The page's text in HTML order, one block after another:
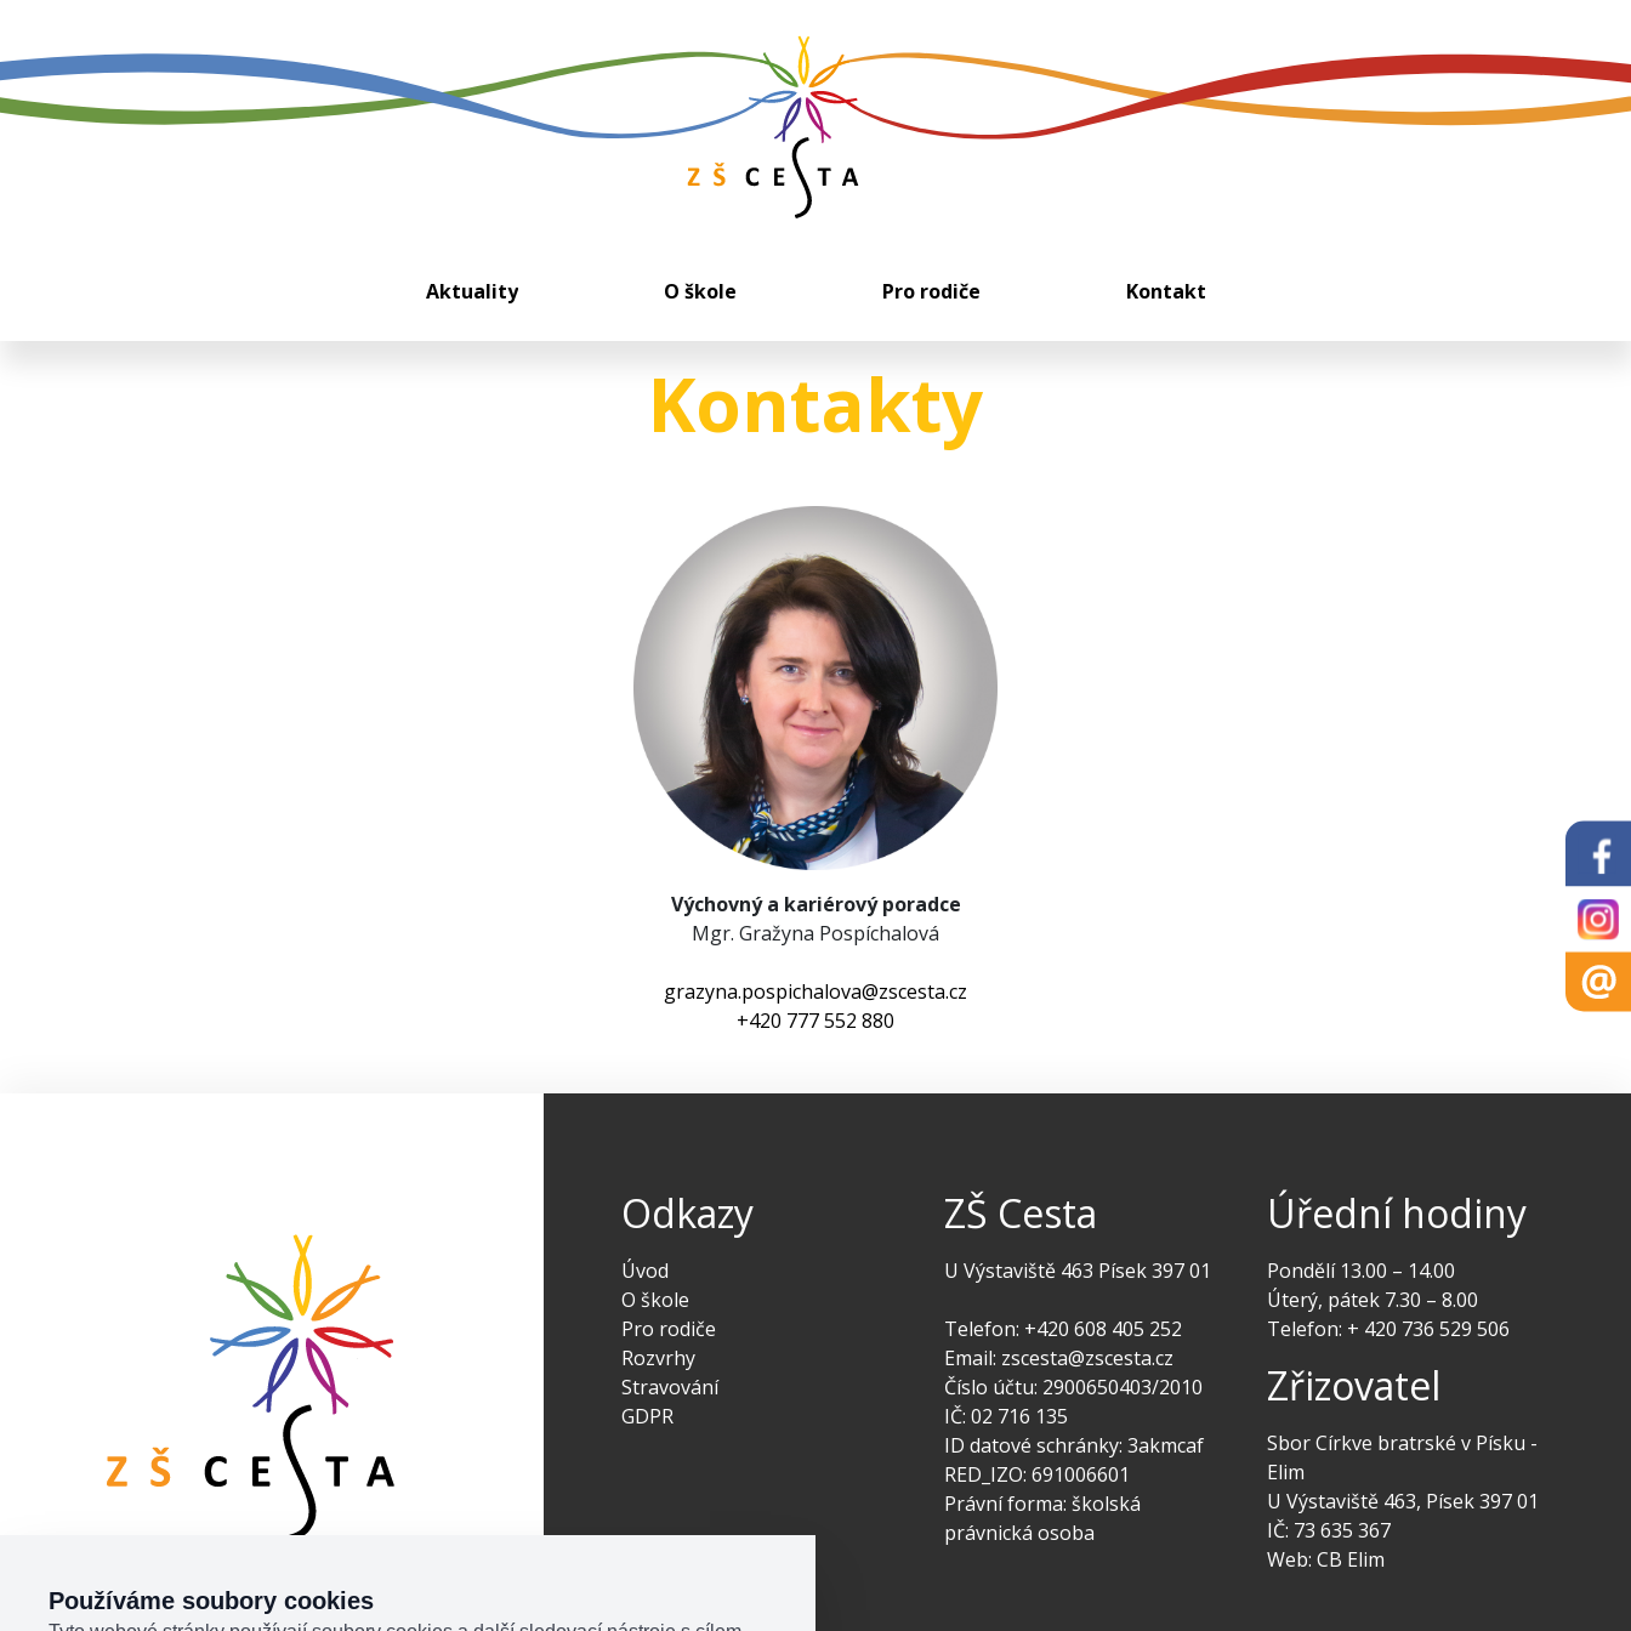
Domů
Aktuality O škole Pro rodiče Kontakt
Kontakty
Výchovný a kariérový poradce
Mgr. Gražyna Pospíchalová
grazyna.pospichalova@zscesta.cz
+420 777 552 880
Odkazy
Úvod
O škole
Pro rodiče
Rozvrhy
Stravování
GDPR
ZŠ Cesta
U Výstaviště 463 Písek 397 01
Telefon: +420 608 405 252
Email: zscesta@zscesta.cz
Číslo účtu: 2900650403/2010
IČ: 02 716 135
ID datové schránky: 3akmcaf
RED_IZO: 691006601
Právní forma: školská
právnická osoba
Úřední hodiny
Pondělí 13.00 – 14.00
Úterý, pátek 7.30 – 8.00
Telefon: + 420 736 529 506
Zřizovatel
Sbor Církve bratrské v Písku -
Elim
U Výstaviště 463, Písek 397 01
IČ: 73 635 367
Web: CB Elim
Používáme soubory cookies